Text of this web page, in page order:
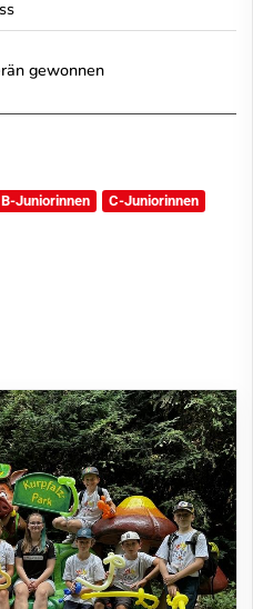
gewonnen
B-Juniorinnen
C-Juniorinnen